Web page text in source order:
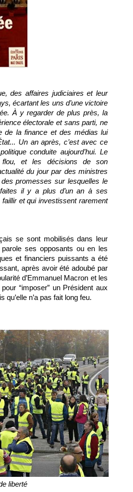
des affaires judiciaires et leur
écartant les uns d’une victoire
À y regarder de plus près, la
électorale et sans parti, ne
de la finance et des médias lui
Un an après, c’est avec ce
conduite aujourd’hui. Le
flou, et les décisions de son
du jour par des ministres
promesses sur lesquelles le
il y a plus d’un an à ses
et qui investissent rarement
se sont mobilisés dans leur
ses opposants ou en les
et financiers puissants a été
après avoir été adoubé par
d’Emmanuel Macron et les
“imposer” un Président aux
qu’elle n’a pas fait long feu.
liberté